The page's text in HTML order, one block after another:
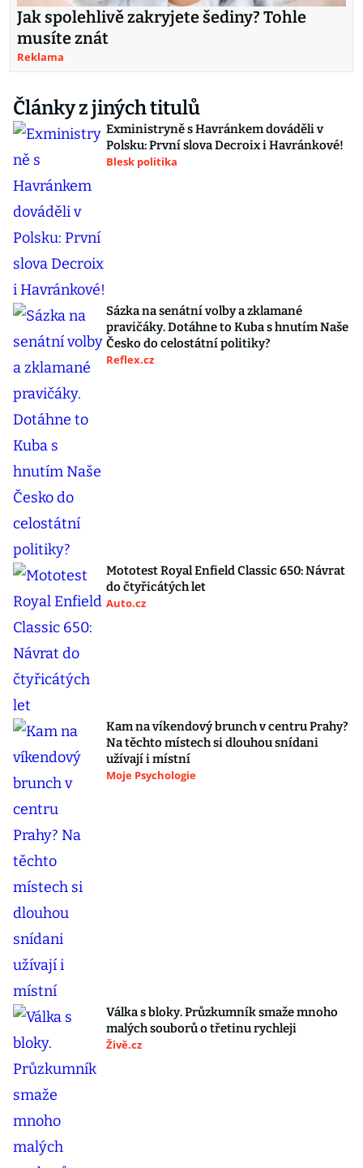
Jak spolehlivě zakryjete šediny? Tohle
musíte znát
Reklama
Články z jiných titulů
Exministryně s Havránkem dováděli v
Polsku: První slova Decroix i Havránkové!
Blesk politika
Sázka na senátní volby a zklamané
pravičáky. Dotáhne to Kuba s hnutím Naše
Česko do celostátní politiky?
Reflex.cz
Mototest Royal Enfield Classic 650: Návrat
do čtyřicátých let
Auto.cz
Kam na víkendový brunch v centru Prahy?
Na těchto místech si dlouhou snídani
užívají i místní
Moje Psychologie
Válka s bloky. Průzkumník smaže mnoho
malých souborů o třetinu rychleji
Živě.cz